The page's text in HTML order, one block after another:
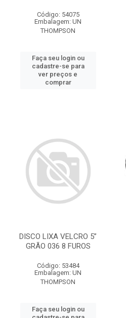
Código: 54075
Embalagem: UN
THOMPSON
Faça seu login ou
cadastre-se para
ver preços e
comprar
DISCO LIXA VELCRO 5”
GRÃO 036 8 FUROS
Código: 53484
Embalagem: UN
THOMPSON
Faça seu login ou